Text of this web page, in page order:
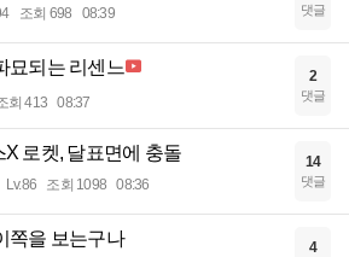
조회 698 08:39 댓글
묘되는 리센느
회 413 08:37
2
댓글
X 로켓, 달표면에 충돌
Lv.86 조회 1098 08:36
14
댓글
쪽을 보는구나 4